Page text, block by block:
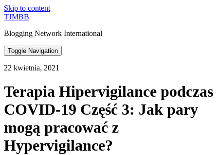
Skip to content
TJMBB
Blogging Network International
Toggle Navigation
22 kwietnia, 2021
Terapia Hipervigilance podczas
COVID-19 Część 3: Jak pary
mogą pracować z
Hypervigilance?